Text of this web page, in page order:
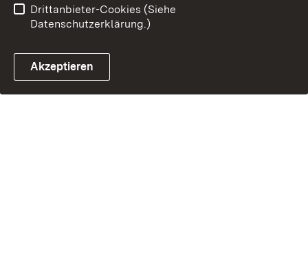
Drittanbieter-Cookies (Siehe
Datenschutzerklärung.)
Akzeptieren